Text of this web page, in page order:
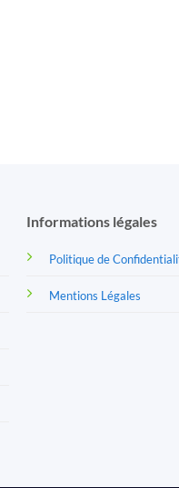
Informations légales
Politique de
Mentions Légales